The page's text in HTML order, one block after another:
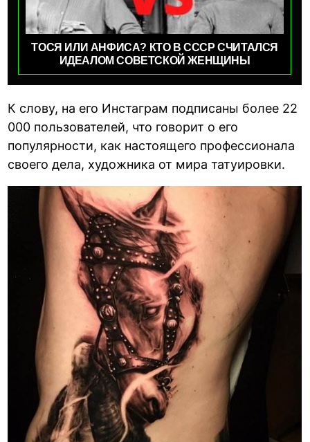
ТОСЯ ИЛИ АНФИСА? КТО В СССР СЧИТАЛСЯ
ИДЕАЛОМ СОВЕТСКОЙ ЖЕНЩИНЫ
К слову, на его Инстаграм подписаны более 22
000 пользователей, что говорит о его
популярности, как настоящего профессионала
своего дела, художника от мира татуировки.